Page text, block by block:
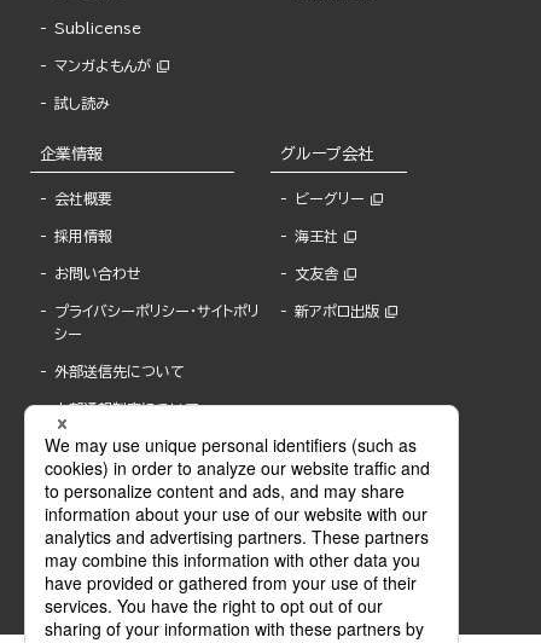
Sublicense
マンガよもんが
試し読み
企業情報
会社概要
採用情報
お問い合わせ
プライバシーポリシー・サイトポリ
シー
外部送信先について
内部通報制度について
グループ会社
ビーグリー
海王社
文友舎
新アポロ出版